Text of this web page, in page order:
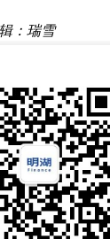
：瑞雪
术正经历着从
生态迎
打破了智能体
引发了广泛关
的SF
脱颖而出，一
热门的开源AI
。夺冠后，团
通过智能插件